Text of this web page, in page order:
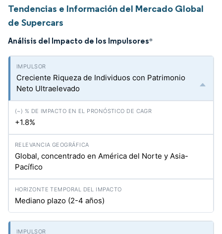
Tendencias e Información del Mercado Global
de Supercars
Análisis del Impacto de los Impulsores*
Creciente Riqueza de Individuos con Patrimonio
Neto Ultraelevado
+1.8%
Global, concentrado en América del Norte y Asia-
Pacífico
Mediano plazo (2-4 años)